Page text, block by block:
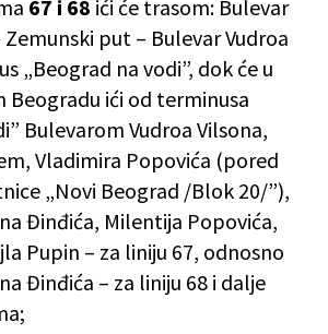
67 i 68 ići će trasom: Bulevar
put – Bulevar Vudroa
„Beograd na vodi”, dok će u
Beogradu ići od terminusa
Bulevarom Vudroa Vilsona,
Vladimira Popovića (pored
„Novi Beograd /Blok 20/”),
Đinđića, Milentija Popovića,
Pupin – za liniju 67, odnosno
Đinđića – za liniju 68 i dalje